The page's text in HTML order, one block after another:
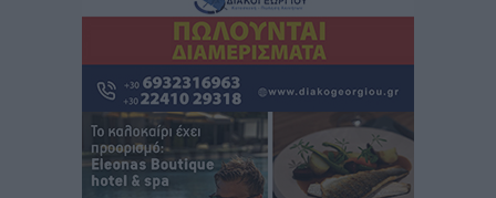
Τοπικές Ειδήσεις• πριν 7 ώρες
“Η Ευρώπη αντιμετώπιζε το προσφυγικό σαν ταινία
τρόμου” – Η συγκλονιστική μαρτυρία της Χαρούλας
Γιασιράνη στον RV για τα γεγονότα που οδήγησαν στο
Σύμφωνο της Λέρου
Τοπικές Ειδήσεις • πριν 7 ώρες